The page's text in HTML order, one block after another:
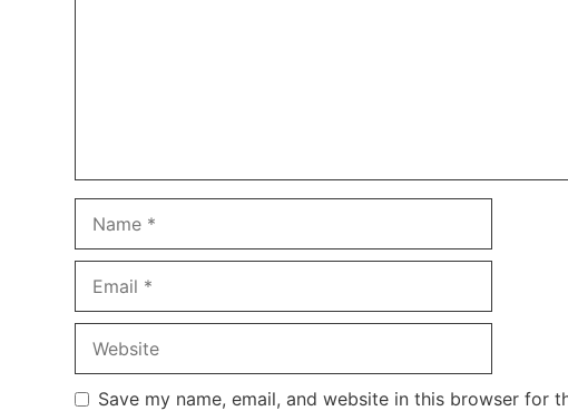
Save my name, email, and website in this browser for